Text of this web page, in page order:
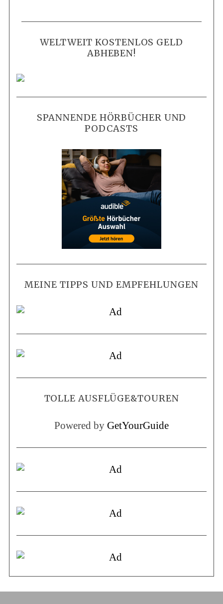
WELTWEIT KOSTENLOS GELD
ABHEBEN!
SPANNENDE HÖRBÜCHER UND
PODCASTS
MEINE TIPPS UND EMPFEHLUNGEN
TOLLE AUSFLÜGE&TOUREN
Powered by GetYourGuide